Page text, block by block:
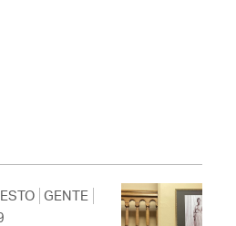
GENTE